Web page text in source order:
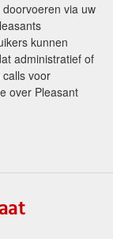
via uw
kunnen
administratief of
voor
over Pleasant